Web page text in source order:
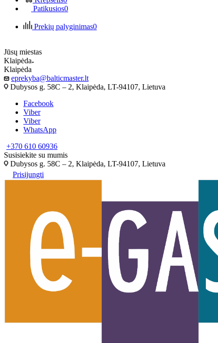
Patikusios0
Prekių palyginimas0
Jūsų miestas
Klaipėda
Klaipėda
eprekyba@balticmaster.lt
Dubysos g. 58C – 2, Klaipėda, LT-94107, Lietuva
Facebook
Viber
Viber
WhatsApp
+370 610 60936
Susisiekite su mumis
Dubysos g. 58C – 2, Klaipėda, LT-94107, Lietuva
Prisijungti